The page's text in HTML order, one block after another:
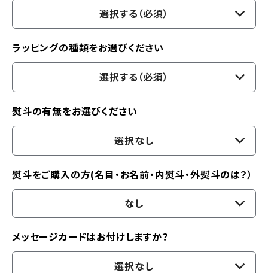
選択する（必須）
ラッピングの種類をお選びください
選択する（必須）
熨斗の有無をお選びください
選択なし
熨斗をご購入の方(名目・お名前・内熨斗・外熨斗のは？）
なし
メッセージカードはお付けしますか？
選択なし